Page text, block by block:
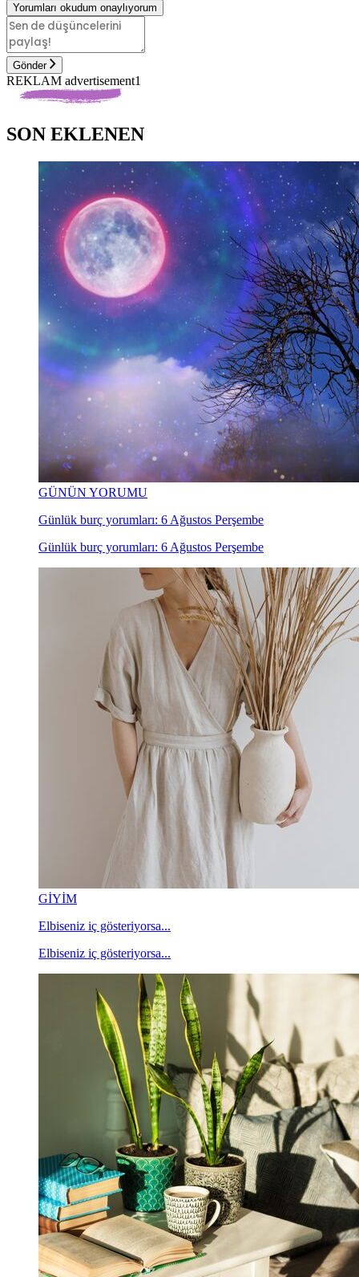
Yorumları okudum onaylıyorum
Gönder
REKLAM advertisement1
SON EKLENEN
GÜNÜN YORUMU
Günlük burç yorumları: 6 Ağustos Perşembe
Günlük burç yorumları: 6 Ağustos Perşembe
GİYİM
Elbiseniz iç gösteriyorsa...
Elbiseniz iç gösteriyorsa...